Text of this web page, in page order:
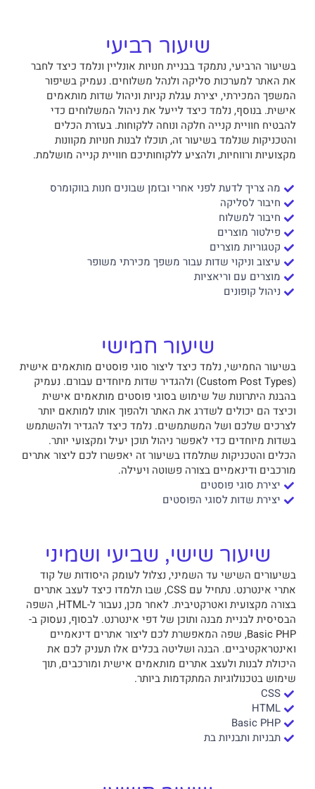
שיעור רביעי
בשיעור הרביעי, נתמקד בבניית חנויות אונליין ונלמד כיצד לחבר
את האתר למערכות סליקה ולנהל משלוחים. נעמיק בשיפור
המשפך המכירתי, יצירת עגלת קניות וניהול שדות מותאמים
אישית. בנוסף, נלמד כיצד לייעל את ניהול המשלוחים כדי
להבטיח חוויית קנייה חלקה ונוחה ללקוחות. בעזרת הכלים
והטכניקות שנלמד בשיעור זה, תוכלו לבנות חנויות מקוונות
מקצועיות ורווחיות, ולהציע ללקוחותיכם חוויית קנייה מושלמת.
מה צריך לדעת לפני אחרי ובזמן שבונים חנות בווקומרס
חיבור לסליקה
חיבור למשלוח
פילטור מוצרים
קטגוריות מוצרים
עיצוב וניקוי שדות עבור משפך מכירתי משופר
מוצרים עם וריאציות
ניהול קופונים
שיעור חמישי
בשיעור החמישי, נלמד כיצד ליצור סוגי פוסטים מותאמים אישית
(Custom Post Types) ולהגדיר שדות מיוחדים עבורם. נעמיק
בהבנת היתרונות של שימוש בסוגי פוסטים מותאמים אישית
וכיצד הם יכולים לשדרג את האתר ולהפוך אותו למותאם יותר
לצרכים שלכם ושל המשתמשים. נלמד כיצד להגדיר ולהשתמש
בשדות מיוחדים כדי לאפשר ניהול תוכן יעיל ומקצועי יותר.
הכלים והטכניקות שתלמדו בשיעור זה יאפשרו לכם ליצור אתרים
מורכבים ודינאמיים בצורה פשוטה ויעילה.
יצירת סוגי פוסטים
יצירת שדות לסוגי הפוסטים
שיעור שישי, שביעי ושמיני
בשיעורים השישי עד השמיני, נצלול לעומק היסודות של קוד
אתרי אינטרנט. נתחיל עם CSS, שבו תלמדו כיצד לעצב אתרים
בצורה מקצועית ואטרקטיבית. לאחר מכן, נעבור ל-HTML, השפה
הבסיסית לבניית מבנה ותוכן של דפי אינטרנט. לבסוף, נעסוק ב-
Basic PHP, שפה המאפשרת לכם ליצור אתרים דינאמיים
ואינטראקטיביים. הבנה ושליטה בכלים אלו תעניק לכם את
היכולת לבנות ולעצב אתרים מותאמים אישית ומורכבים, תוך
שימוש בטכנולוגיות המתקדמות ביותר.
CSS
HTML
Basic PHP
תבניות ותבניות בת